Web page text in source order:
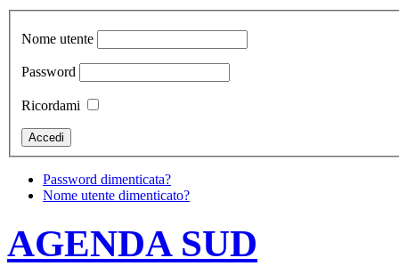
Nome utente
Password
Ricordami
Password dimenticata?
Nome utente dimenticato?
AGENDA SUD